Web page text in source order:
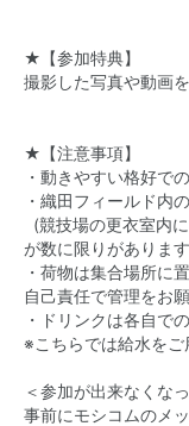
★【参加特典】
撮影した写真や動画
★【注意事項】
・動きやすい格好で
・織田フィールド内
(競技場の更衣室内
が数に限りがありま
・荷物は集合場所に
自己責任で管理をお
・ ドリンクは各自で
※こちらでは給水をご
＜参加が出来なくな
事前にモシコムのメ